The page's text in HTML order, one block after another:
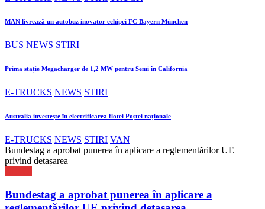
MAN livrează un autobuz inovator echipei FC Bayern München
BUS NEWS STIRI
Prima stație Megacharger de 1,2 MW pentru Semi în California
E-TRUCKS NEWS STIRI
Australia investește în electrificarea flotei Poștei naționale
E-TRUCKS NEWS STIRI VAN
Bundestag a aprobat punerea în aplicare a reglementărilor UE
privind detașarea
Bundestag a aprobat punerea în aplicare a